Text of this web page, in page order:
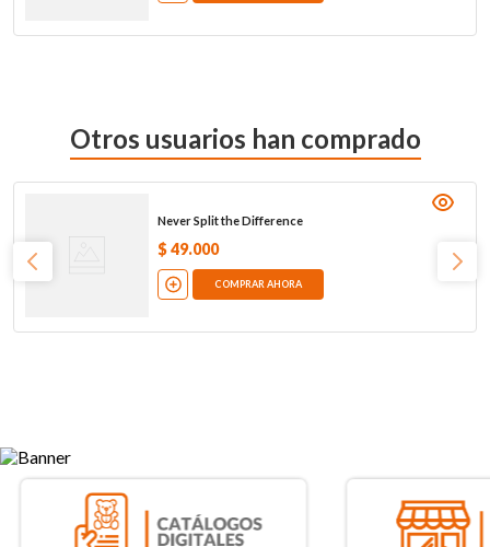
Otros usuarios han comprado
Never Split the Difference
$ 49.000
COMPRAR AHORA